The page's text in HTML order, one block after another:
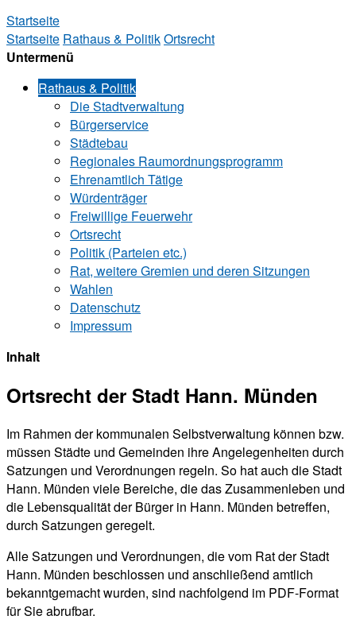
Startseite
Startseite Rathaus & PolitikOrtsrecht
Untermenü
Rathaus & Politik
Die Stadtverwaltung
Bürgerservice
Städtebau
Regionales Raumordnungsprogramm
Ehrenamtlich Tätige
Würdenträger
Freiwillige Feuerwehr
Ortsrecht
Politik (Parteien etc.)
Rat, weitere Gremien und deren Sitzungen
Wahlen
Datenschutz
Impressum
Inhalt
Ortsrecht der Stadt Hann. Münden
Im Rahmen der kommunalen Selbstverwaltung können bzw.
müssen Städte und Gemeinden ihre Angelegenheiten durch
Satzungen und Verordnungen regeln. So hat auch die Stadt
Hann. Münden viele Bereiche, die das Zusammenleben und
die Lebensqualität der Bürger in Hann. Münden betreffen,
durch Satzungen geregelt.
Alle Satzungen und Verordnungen, die vom Rat der Stadt
Hann. Münden beschlossen und anschließend amtlich
bekanntgemacht wurden, sind nachfolgend im PDF-Format
für Sie abrufbar.